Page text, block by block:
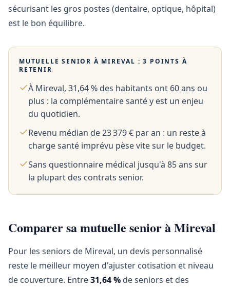
sécurisant les gros postes (dentaire, optique, hôpital)
est le bon équilibre.
MUTUELLE SENIOR À MIREVAL : 3 POINTS À
RETENIR
À Mireval, 31,64 % des habitants ont 60 ans ou
plus : la complémentaire santé y est un enjeu
du quotidien.
Revenu médian de 23 379 € par an : un reste à
charge santé imprévu pèse vite sur le budget.
Sans questionnaire médical jusqu'à 85 ans sur
la plupart des contrats senior.
Comparer sa mutuelle senior à Mireval
Pour les seniors de Mireval, un devis personnalisé
reste le meilleur moyen d'ajuster cotisation et niveau
de couverture. Entre31,64 % de seniors et des